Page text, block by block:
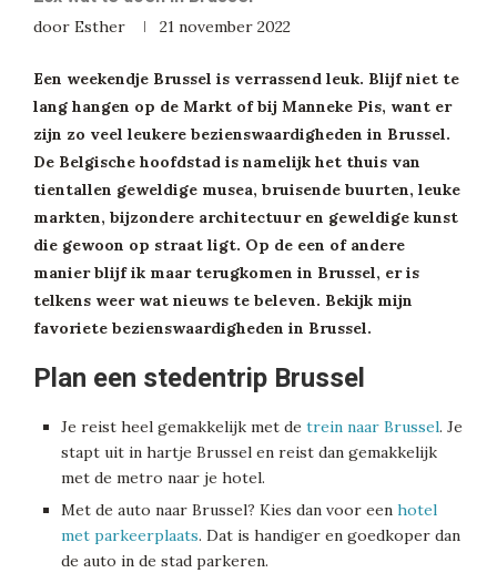
door Esther 21 november 2022
Een weekendje Brussel is verrassend leuk. Blijf niet te
lang hangen op de Markt of bij Manneke Pis, want er
zijn zo veel leukere bezienswaardigheden in Brussel.
De Belgische hoofdstad is namelijk het thuis van
tientallen geweldige musea, bruisende buurten, leuke
markten, bijzondere architectuur en geweldige kunst
die gewoon op straat ligt. Op de een of andere
manier blijf ik maar terugkomen in Brussel, er is
telkens weer wat nieuws te beleven. Bekijk mijn
favoriete bezienswaardigheden in Brussel.
Plan een stedentrip Brussel
Je reist heel gemakkelijk met de trein naar Brussel. Je
stapt uit in hartje Brussel en reist dan gemakkelijk
met de metro naar je hotel.
Met de auto naar Brussel? Kies dan voor een hotel
met parkeerplaats. Dat is handiger en goedkoper dan
de auto in de stad parkeren.